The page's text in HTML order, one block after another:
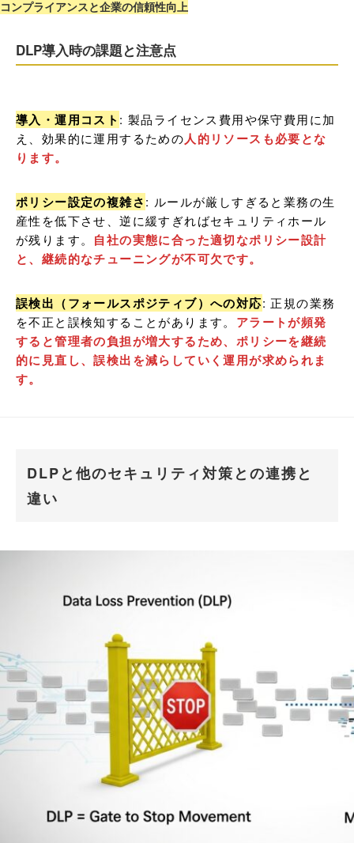
コンプライアンスと企業の信頼性向上
DLP導入時の課題と注意点
導入・運用コスト : 製品ライセンス費用や保守費用に加
え、効果的に運用するための人的リソースも必要とな
ります。
ポリシー設定の複雑さ: ルールが厳しすぎると業務の生
産性を低下させ、逆に緩すぎればセキュリティホール
が残ります。 自社の実態に合った適切なポリシー設計
と、継続的なチューニングが不可欠です。
誤検出（フォールスポジティブ）への対応: 正規の業務
を不正と誤検知することがあります。 アラートが頻発
すると管理者の負担が増大するため、ポリシーを継続
的に見直し、誤検出を減らしていく運用が求められま
す。
DLPと他のセキュリティ対策との連携と
違い